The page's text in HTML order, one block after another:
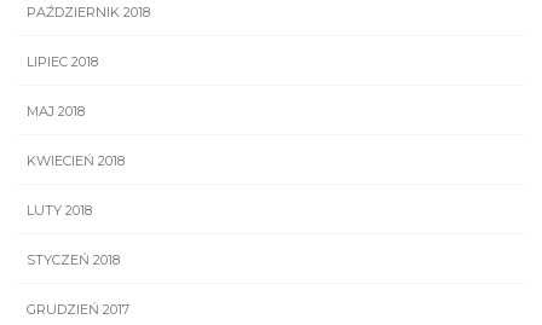
PAŹDZIERNIK 2018
LIPIEC 2018
MAJ 2018
KWIECIEŃ 2018
LUTY 2018
STYCZEŃ 2018
GRUDZIEŃ 2017